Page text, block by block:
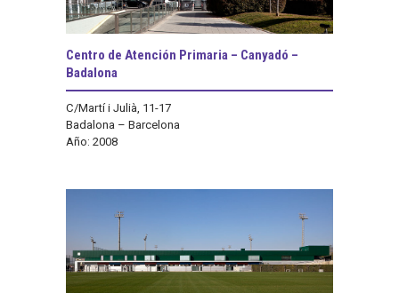
Centro de Atención Primaria – Canyadó –
Badalona
C/Martí i Julià, 11-17
Badalona – Barcelona
Año: 2008